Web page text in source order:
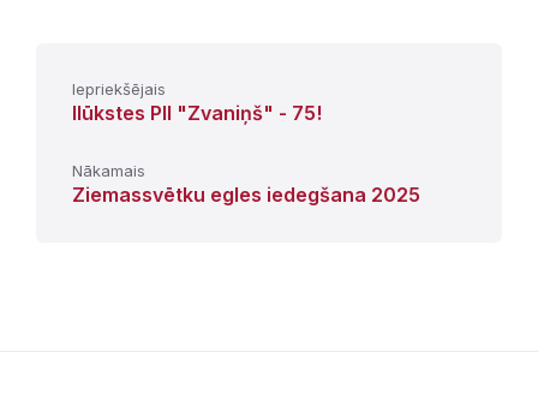
Iepriekšējais
Ilūkstes PII "Zvaniņš" - 75!
Nākamais
Ziemassvētku egles iedegšana 2025